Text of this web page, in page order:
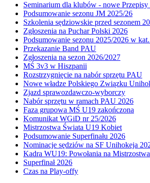
Seminarium dla klubów - nowe
Podsumowanie sezonu JM 2025/26
Szkolenia sędziowskie przed sezonem
Zgłoszenia na Puchar Polski 2026
Podsumowanie sezonu 2025/2026 w
Przekazanie Band PAU
Zgłoszenia na sezon 2026/2027
MŚ 3v3 w Hiszpanii
Rozstrzygnięcie na nabór sprzętu PAU
Nowe władze Polskiego Związku
Zjazd sprawozdawczo-wyborczy
Nabór sprzętu w ramach PAU 2026
Faza grupowa MŚ U19 zakończona
Komunikat WGiD nr 25/2026
Mistrzostwa Świata U19 Kobiet
Podsumowanie Superfinału 2026
Nominacje sędziów na SF Unihokeja
Kadra WU19: Powołania na
Superfinał 2026
Czas na Play-offy